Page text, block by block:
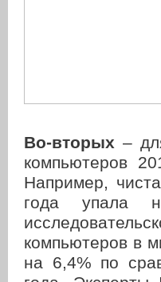
Во-вторых –
компьютеров
Например,
года
компьютеров в
на 6,4% по